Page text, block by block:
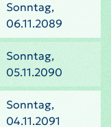
Sonntag,
06.11.2089
Sonntag,
05.11.2090
Sonntag,
04.11.2091